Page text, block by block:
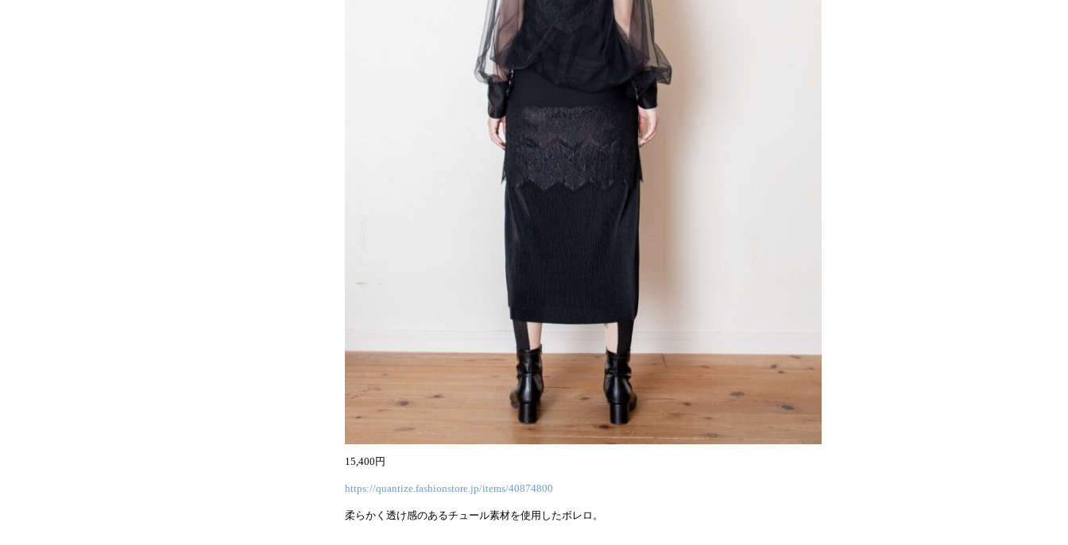
15,400円
https://quantize.fashionstore.jp/items/40874800
柔らかく透け感のあるチュール素材を使用したボレロ。